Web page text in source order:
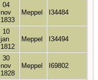
04
nov
1833
Meppel I34484
10
jan
1812
Meppel I34494
30
nov
1828
Meppel I69802